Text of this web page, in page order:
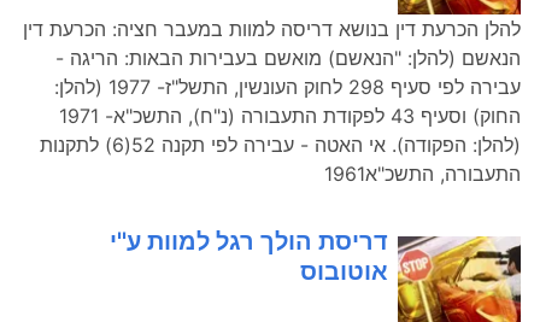
להלן הכרעת דין בנושא דריסה למוות במעבר חציה: הכרעת דין
הנאשם (להלן: "הנאשם) מואשם בעבירות הבאות: הריגה -
עבירה לפי סעיף 298 לחוק העונשין, התשל"ז- 1977 (להלן:
החוק) וסעיף 43 לפקודת התעבורה (נ"ח), התשכ"א- 1971
(להלן: הפקודה). אי האטה - עבירה לפי תקנה 52(6) לתקנות
התעבורה, התשכ"א1961
דריסת הולך רגל למוות ע''י
אוטובוס